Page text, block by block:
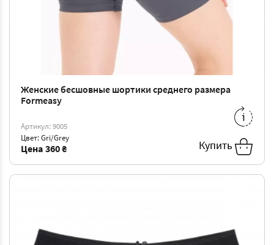
Женские бесшовные шортики среднего размера
Formeasy
Артикул: 9005
Цвет: Gri/Grey
Цена 360 ₴ Купить